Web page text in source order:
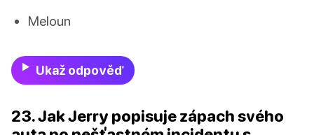
Meloun
Ukaž odpověď
23. Jak Jerry popisuje zápach svého